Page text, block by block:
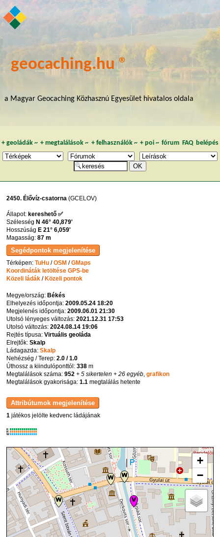
geocaching.hu ®
a Magyar Geocaching Közhasznú Egyesület hivatalos oldala
+ geoládák~ +megtalálások ~ + felhasználók~ + poi~ fórum FAQ belépés
2450. Élővíz-csatorna (GCELOV)
Állapot:kereshető ✅
SzélességN 46° 40,879'
HosszúságE 21° 6,059'
Magasság:87 m
Térképen:TuHu /OSM /GMaps
Koordináták letöltése GPS-be
Közeli ládák /Közeli pontok
Megye/ország:Békés
Elhelyezés időpontja:2009.05.24 18:20
Megjelenés időpontja:2009.06.01 21:30
Utolsó lényeges változás:2021.12.31 17:53
Utolsó változás:2024.08.14 19:06
Rejtés típusa:Virtuális geoláda
Elrejtők:Skalp
Ládagazda:Skalp
Nehézség / Terep:2.0 / 1.0
Úthossz a kiindulóponttól:338 m
Megtalálások száma:952 + 5 sikertelen + 26 egyéb ,grafikon
Megtalálások gyakorisága:1.1 megtalálás hetente
1 játékos jelölte kedvenc ládájának
K
R
W
+
−